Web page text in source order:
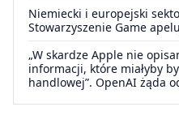
Niemiecki i europejski
Stowarzyszenie Game
„W skardze Apple nie
informacji, które miałyby
handlowej”. OpenAI żąda